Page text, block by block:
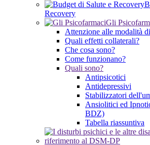
Recovery
Gli
Attenzione alle modalità
Quali effetti collaterali?
Che cosa sono?
Come funzionano?
Quali sono?
Antipsicotici
Antidepressivi
Stabilizzatori
Ansiolitici ed
BDZ)
Tabella riassuntiva